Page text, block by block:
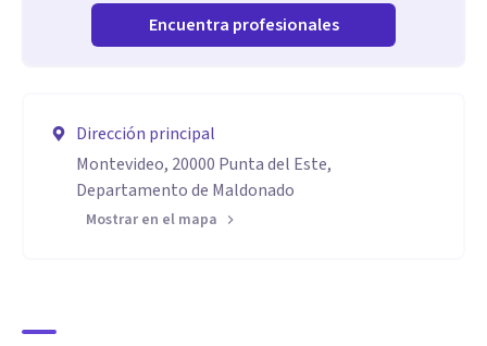
Encuentra profesionales
Dirección principal
Montevideo, 20000 Punta del Este,
Departamento de Maldonado
Mostrar en el mapa